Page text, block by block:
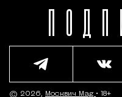
© 2026, Москвич Mag • 18+